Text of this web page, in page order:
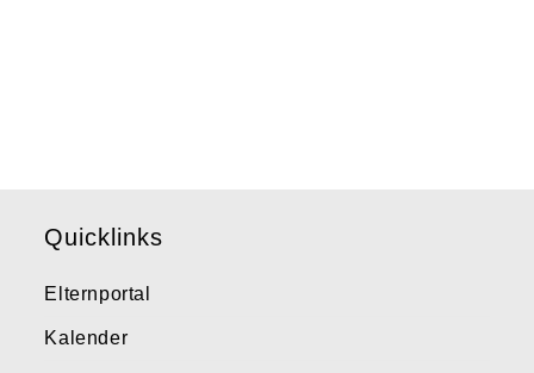
Quicklinks
Elternportal
Kalender